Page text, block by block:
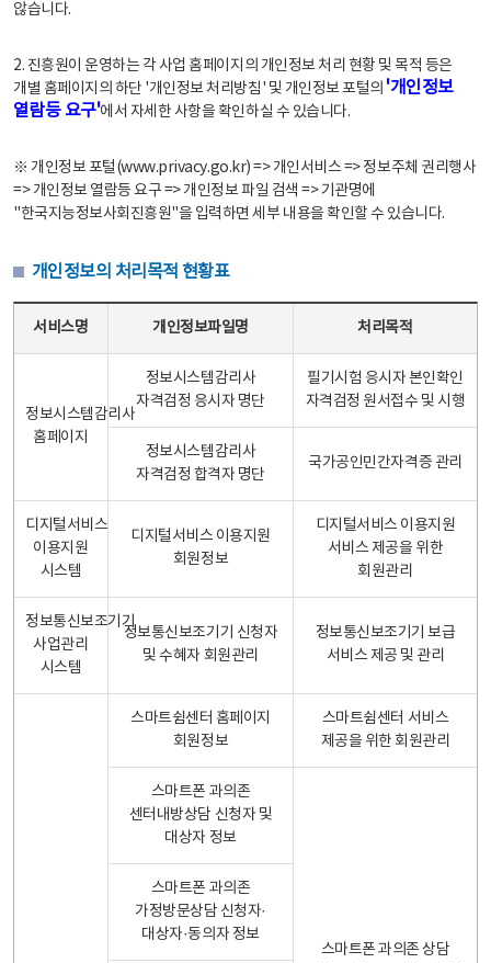
않습니다.
2. 진흥원이 운영하는 각 사업 홈페이지의 개인정보 처리 현황 및 목적 등은
개별 홈페이지의 하단 '개인정보 처리방침' 및 개인정보 포털의 '개인정보
열람등 요구'에서 자세한 사항을 확인하실 수 있습니다.
※ 개인정보 포털(www.privacy.go.kr) => 개인서비스 => 정보주체 권리행사
=> 개인정보 열람등 요구 => 개인정보 파일 검색 => 기관명에
"한국지능정보사회진흥원"을 입력하면 세부 내용을 확인할 수 있습니다.
개인정보의 처리목적 현황표
서비스명 개인정보파일명 처리목적
정보시스템감리사
홈페이지
정보시스템감리사
자격검정 응시자 명단
필기시험 응시자 본인확인
자격검정 원서접수 및 시행
정보시스템감리사
자격검정 합격자 명단
국가공인민간자격증 관리
디지털서비스
이용지원
시스템
디지털서비스 이용지원
회원정보
디지털서비스 이용지원
서비스 제공을 위한
회원관리
정보통신보조기기
사업관리
시스템
정보통신보조기기 신청자
및 수혜자 회원관리
정보통신보조기기 보급
서비스 제공 및 관리
스마트쉼센터 홈페이지
회원정보
스마트쉼센터 서비스
제공을 위한 회원관리
스마트폰 과의존
센터내방상담 신청자 및
대상자 정보
스마트폰 과의존 상담
스마트폰 과의존
가정방문상담 신청자·
대상자·동의자 정보